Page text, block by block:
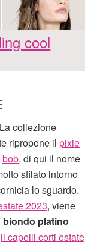
cool
collezione
ripropone il pixie
bob, di qui il nome
sfilato intorno
lo sguardo.
2023, viene
biondo platino
capelli corti estate